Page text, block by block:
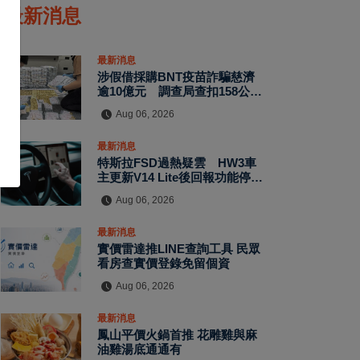
最新消息
最新消息
涉假借採購BNT疫苗詐騙慈濟
逾10億元 調查局查扣158公斤
Aug 06, 2026
最新消息
特斯拉FSD過熱疑雲 HW3車
主更新V14 Lite後回報功能停
Aug 06, 2026
最新消息
實價雷達推LINE查詢工具 民眾
看房查實價登錄免留個資
Aug 06, 2026
最新消息
鳳山平價火鍋首推 花雕雞與麻
油雞湯底通通有